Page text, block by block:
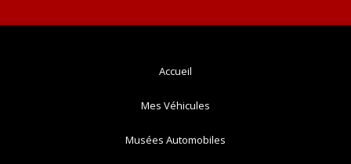
Accueil
Mes Véhicules
Musées Automobiles